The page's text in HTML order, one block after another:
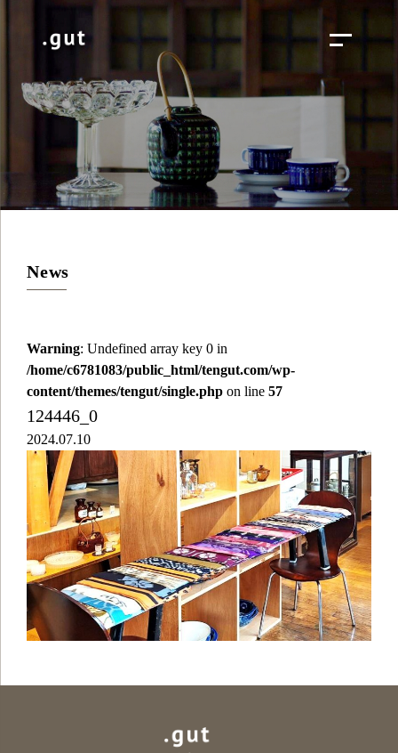
News
Warning: Undefined array key 0 in
/home/c6781083/public_html/tengut.com/wp-
content/themes/tengut/single.php on line 57
124446_0
2024.07.10